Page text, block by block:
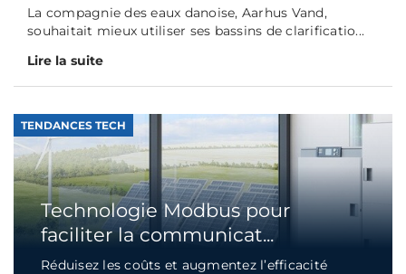
La compagnie des eaux danoise, Aarhus Vand,
souhaitait mieux utiliser ses bassins de clarificatio...
Lire la suite
TENDANCES TECH
Technologie Modbus pour
faciliter la communicat...
Réduisez les coûts et augmentez l’efficacité